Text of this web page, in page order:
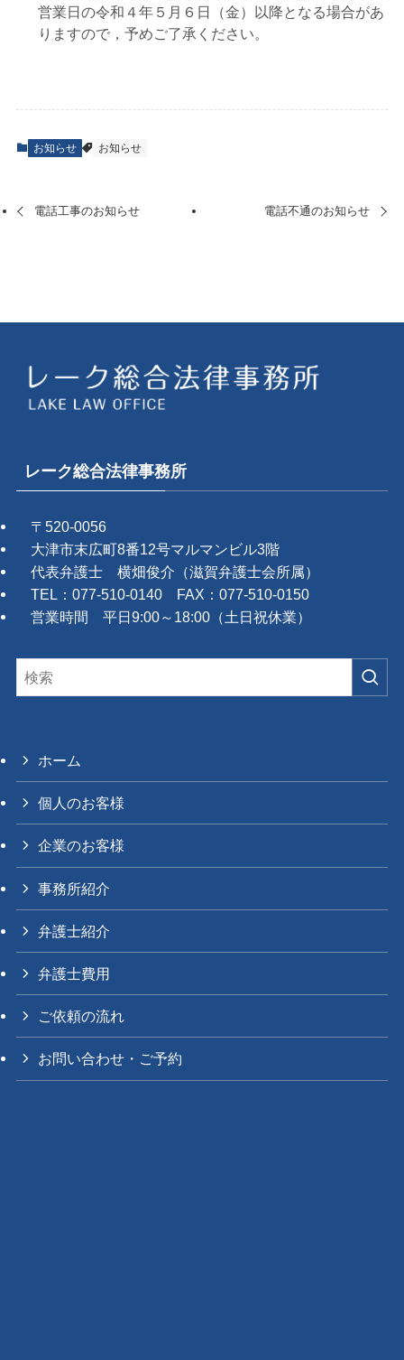
営業日の令和４年５月６日（金）以降となる場合があ
りますので，予めご了承ください。
お知らせ お知らせ
電話工事のお知らせ 電話不通のお知らせ
レーク総合法律事務所
〒520-0056
大津市末広町8番12号マルマンビル3階
代表弁護士 横畑俊介（滋賀弁護士会所属）
TEL：077-510-0140 FAX：077-510-0150
営業時間 平日9:00～18:00（土日祝休業）
ホーム
個人のお客様
企業のお客様
事務所紹介
弁護士紹介
弁護士費用
ご依頼の流れ
お問い合わせ・ご予約